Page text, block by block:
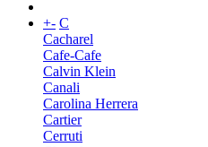
+- C
Cacharel
Cafe-Cafe
Calvin Klein
Canali
Carolina Herrera
Cartier
Cerruti